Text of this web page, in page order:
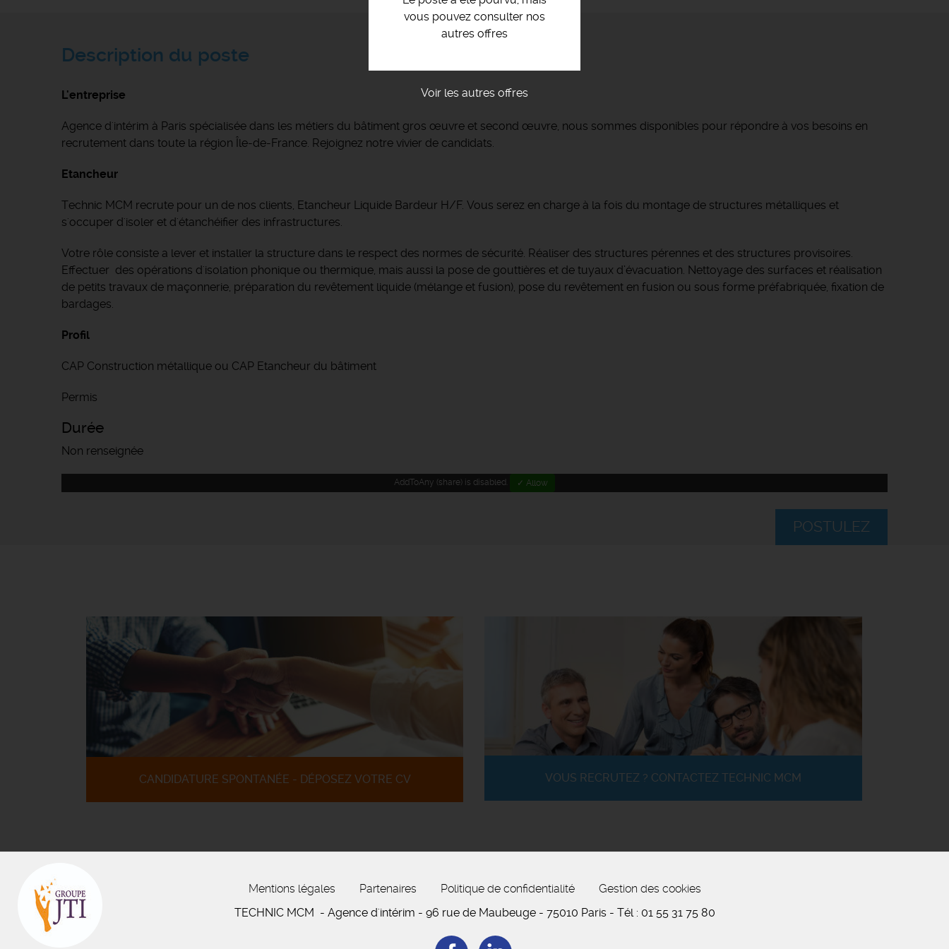
vous pouvez consulter nos
autres offres
Voir les autres offres
Description du poste
L'entreprise
Agence d'intérim à Paris spécialisée dans les métiers du bâtiment gros œuvre et second œuvre, nous sommes disponibles pour répondre à vos besoins en
recrutement dans toute la région Île-de-France. Rejoignez notre vivier de candidats.
Etancheur
Technic MCM recrute pour un de nos clients, Etancheur Liquide Bardeur H/F. Vous serez en charge à la fois du montage de structures métalliques et
s'occuper d'isoler et d'étanchéifier des infrastructures.
Votre rôle consiste a lever et installer la structure dans le respect des normes de sécurité. Réaliser des structures pérennes et des structures provisoires.
Effectuer des opérations d'isolation phonique ou thermique, mais aussi la pose de gouttières et de tuyaux d’évacuation. Nettoyage des surfaces et réalisation
de petits travaux de maçonnerie, préparation du revêtement liquide (mélange et fusion), pose du revêtement en fusion ou sous forme préfabriquée, fixation de
bardages.
Profil
CAP Construction métallique ou CAP Etancheur du bâtiment
Permis
Durée
Non renseignée
AddToAny (share) is disabled. ✓ Allow
POSTULEZ
CANDIDATURE SPONTANÉE - DÉPOSEZ VOTRE CV VOUS RECRUTEZ ? CONTACTEZ TECHNIC MCM
Mentions légales Partenaires Politique de confidentialité
Gestion des cookies
TECHNIC MCM - Agence d'intérim - 96 rue de Maubeuge- 75010 Paris - Tél : 01 55 31 75 80